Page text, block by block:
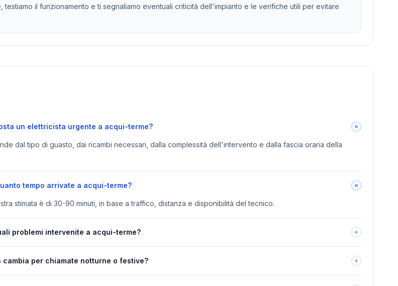
testiamo il funzionamento e ti segnaliamo eventuali criticità dell'impianto e le verifiche utili per evitare
un elettricista urgente a acqui-terme?
dal tipo di guasto, dai ricambi necessari, dalla complessità dell'intervento e dalla fascia oraria della
tempo arrivate a acqui-terme?
stimata è di 30-90 minuti, in base a traffico, distanza e disponibilità del tecnico.
problemi intervenite a acqui-terme?
cambia per chiamate notturne o festive?